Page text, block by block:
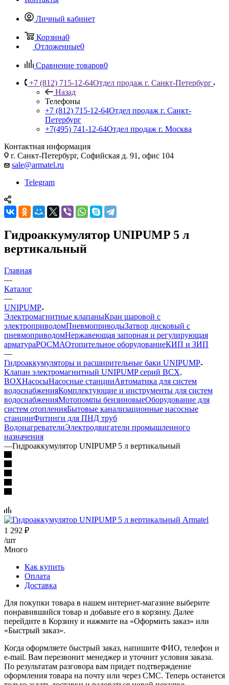
Личный кабинет
Корзина0
Отложенные0
Сравнение товаров0
+7 (812) 715-12-64Отдел продаж г. Санкт-Петербург
Назад
Телефоны
+7 (812) 715-12-64Отдел продаж г. Санкт-
Петербург
+7(495) 741-12-64Отдел продаж г. Москва
Контактная информация
г. Санкт-Петербург, Софийская д. 91, офис 104
sale@armatel.ru
Telegram
Гидроаккумулятор UNIPUMP 5 л
вертикальный
Главная
—
Каталог
—
UNIPUMP
Электромагнитные клапаныКран шаровой с
электроприводомПневмоприводыЗатвор дисковый с
пневмоприводомНержавеющая запорная и регулирующая
арматураРОСМАОтопительное оборудованиеКИП и ЗИП
—
Гидроаккумуляторы и расширительные баки UNIPUMP
Клапан электромагнитный UNIPUMP серий BCX,
BOXНасосыНасосные станцииАвтоматика для систем
водоснабженияКомплектующие и инструменты для систем
водоснабженияМотопомпы бензиновыеОборудование для
систем отопленияБытовые канализационные насосные
станцииФитинги для ПНД труб
ВодонагревателиЭлектродвигатели промышленного
назначения
—Гидроаккумулятор UNIPUMP 5 л вертикальный
1 292 ₽
/шт
Много
Как купить
Оплата
Доставка
Для покупки товара в нашем интернет-магазине выберите
понравившийся товар и добавьте его в корзину. Далее
перейдите в Корзину и нажмите на «Оформить заказ» или
«Быстрый заказ».
Когда оформляете быстрый заказ, напишите ФИО, телефон и
e-mail. Вам перезвонит менеджер и уточнит условия заказа.
По результатам разговора вам придет подтверждение
оформления товара на почту или через СМС. Теперь останется